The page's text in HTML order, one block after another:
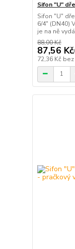
Sifon "U"
Sifon "U"
6/4" (DN40)
je na ně
88,00 Kč
87,56 Kč/
72,36 Kč bez